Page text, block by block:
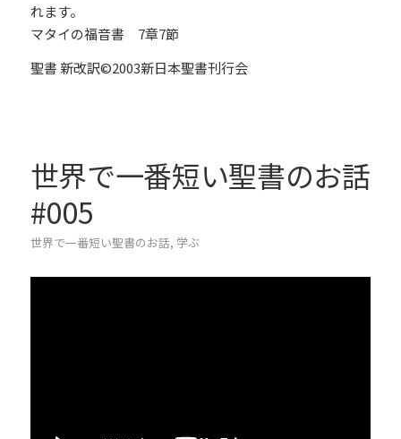
れます。
マタイの福音書 7章7節
聖書 新改訳©2003新日本聖書刊行会
世界で一番短い聖書のお話
#005
世界で一番短い聖書のお話, 学ぶ